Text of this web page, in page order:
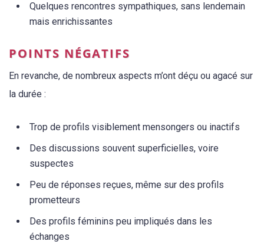
Quelques rencontres sympathiques, sans lendemain
mais enrichissantes
POINTS NÉGATIFS
En revanche, de nombreux aspects m’ont déçu ou agacé sur
la durée :
Trop de profils visiblement mensongers ou inactifs
Des discussions souvent superficielles, voire
suspectes
Peu de réponses reçues, même sur des profils
prometteurs
Des profils féminins peu impliqués dans les
échanges